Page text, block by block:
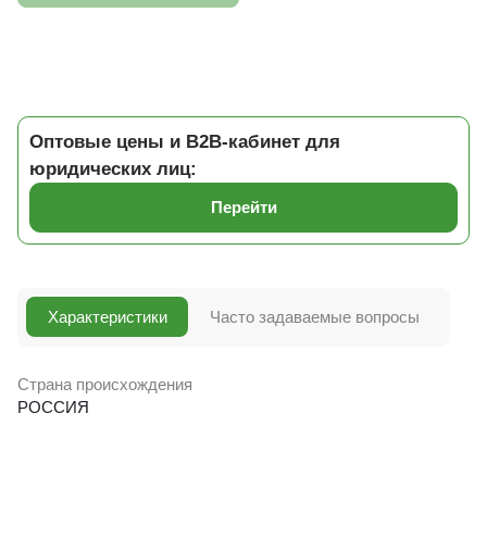
Оптовые цены и B2B-кабинет для
юридических лиц:
Перейти
Характеристики
Страна происхождения
РОССИЯ
Часто задаваемые вопросы